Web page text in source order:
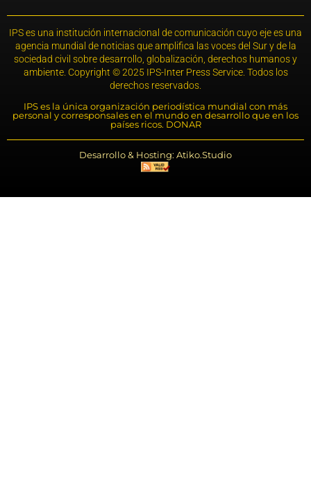
IPS es una institución internacional de comunicación cuyo eje es una
agencia mundial de noticias que amplifica las voces del Sur y de la
sociedad civil sobre desarrollo, globalización, derechos humanos y
ambiente. Copyright © 2025 IPS-Inter Press Service. Todos los
derechos reservados.
IPS es la única organización periodística mundial con más
personal y corresponsales en el mundo en desarrollo que en los
países ricos. DONAR
Desarrollo & Hosting: Atiko.Studio